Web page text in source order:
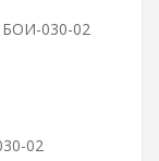
02